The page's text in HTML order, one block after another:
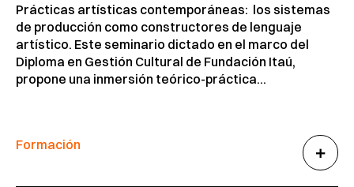
Prácticas artísticas contemporáneas: los sistemas
de producción como constructores de lenguaje
artístico. Este seminario dictado en el marco del
Diploma en Gestión Cultural de Fundación Itaú,
propone una inmersión teórico-práctica...
Formación